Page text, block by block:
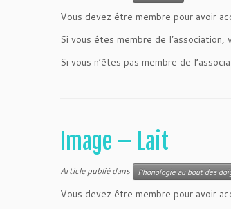
Vous devez être membre pour avoir
Si vous êtes membre de l’association,
Si vous n’êtes pas membre de
Image – Lait
Article publié dans Phonologie au bout des
Vous devez être membre pour avoir